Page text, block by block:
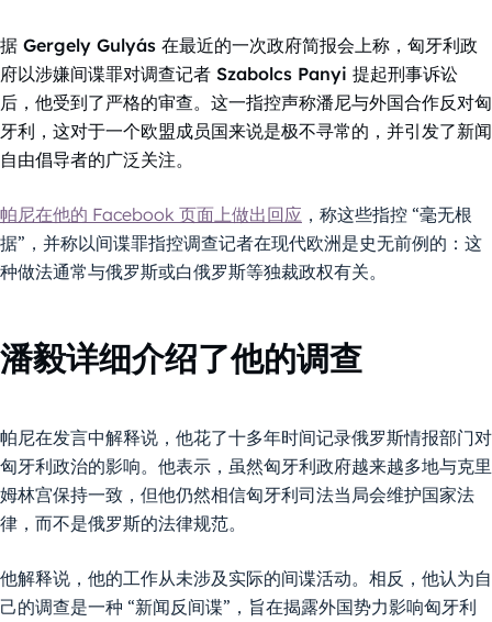
据 Gergely Gulyás 在最近的一次政府简报会上称，匈牙利政
府以涉嫌间谍罪对调查记者 Szabolcs Panyi 提起刑事诉讼
后，他受到了严格的审查。这一指控声称潘尼与外国合作反对匈
牙利，这对于一个欧盟成员国来说是极不寻常的，并引发了新闻
自由倡导者的广泛关注。
帕尼在他的 Facebook 页面上做出回应 ，称这些指控 “毫无根
据”，并称以间谍罪指控调查记者在现代欧洲是史无前例的：这
种做法通常与俄罗斯或白俄罗斯等独裁政权有关。
潘毅详细介绍了他的调查
帕尼在发言中解释说，他花了十多年时间记录俄罗斯情报部门对
匈牙利政治的影响。他表示，虽然匈牙利政府越来越多地与克里
姆林宫保持一致，但他仍然相信匈牙利司法当局会维护国家法
律，而不是俄罗斯的法律规范。
他解释说，他的工作从未涉及实际的间谍活动。相反，他认为自
己的调查是一种 “新闻反间谍”，旨在揭露外国势力影响匈牙利